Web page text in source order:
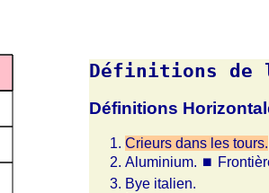
Définitions de
Définitions
Crieurs dans les tours.
Aluminium. ⏹
Bye italien.